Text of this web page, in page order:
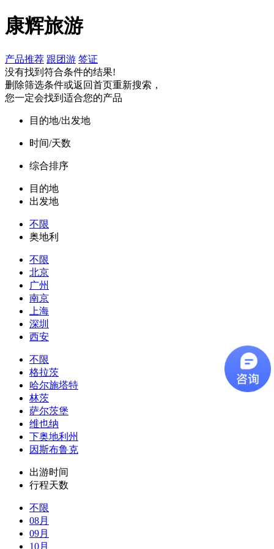
康辉旅游
产品推荐 跟团游 签证
没有找到符合条件的结果!
删除筛选条件或返回首页重新搜索，
您一定会找到适合您的产品
目的地/出发地
时间/天数
综合排序
目的地
出发地
不限
奥地利
不限
北京
广州
南京
上海
深圳
西安
不限
格拉茨
哈尔施塔特
林茨
萨尔茨堡
维也纳
下奥地利州
因斯布鲁克
出游时间
行程天数
不限
08月
09月
10月